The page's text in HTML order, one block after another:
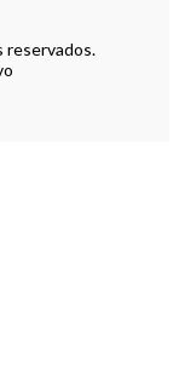
reservados.